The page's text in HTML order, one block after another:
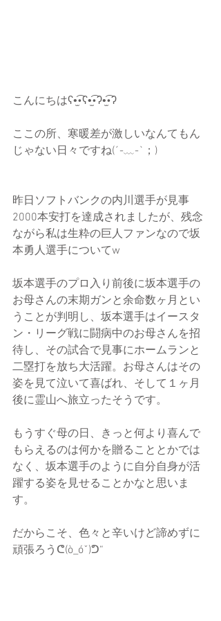
こんにちはʕ•̫͡•ʕ•̫͡•ʔ•̫͡•ʔ
ここの所、寒暖差が激しいなんてもん
じゃない日々ですね(´-﹏-`；)
昨日ソフトバンクの内川選手が見事
2000本安打を達成されましたが、残念
ながら私は生粋の巨人ファンなので坂
本勇人選手についてw
坂本選手のプロ入り前後に坂本選手の
お母さんの末期ガンと余命数ヶ月とい
うことが判明し、坂本選手はイースタ
ン・リーグ戦に闘病中のお母さんを招
待し、その試合で見事にホームランと
二塁打を放ち大活躍。お母さんはその
姿を見て泣いて喜ばれ、そして１ヶ月
後に霊山へ旅立ったそうです。
もうすぐ母の日、きっと何より喜んで
もらえるのは何かを贈ることとかでは
なく、坂本選手のように自分自身が活
躍する姿を見せることかなと思いま
す。
だからこそ、色々と辛いけど諦めずに
頑張ろうᕦ(ò_óˇ)ᕤ“